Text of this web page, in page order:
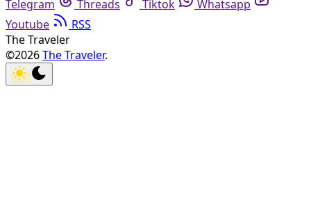
Telegram Threads Tiktok
Whatsapp
Youtube
RSS
The Traveler
©2026The Traveler.